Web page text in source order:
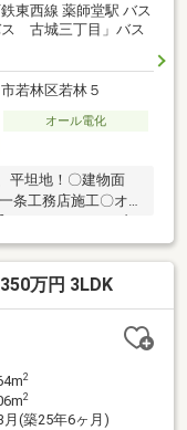
東西線 薬師堂駅 バス
古城三丁目」バス
若林区若林５
オール電化
平坦地！〇建物面
条工務店施工〇オー
Ｄ・キッチン・玄
ト ・洗面所・浴
式）
万円 3LDK
2
2
月(築25年6ヶ月)